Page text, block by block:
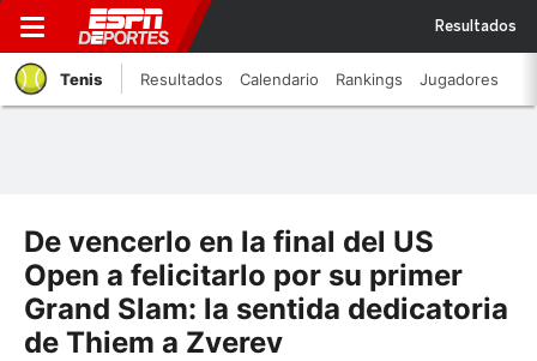
Resultados
Tenis Resultados Calendario Rankings Jugadores
De vencerlo en la final del US
Open a felicitarlo por su primer
Grand Slam: la sentida dedicatoria
de Thiem a Zverev